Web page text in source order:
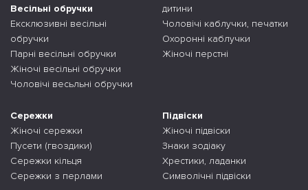
Весільні обручки
Ексклюзивні весільні
обручки
Парні весільні обручки
Жіночі весільні обручки
Чоловічі весьльні обручки
дитини
Чоловічі каблучки, печатки
Охоронні каблучки
Жіночі перстні
Сережки
Жіночі сережки
Пусети (гвоздики)
Сережки кільця
Сережки з перлами
Підвіски
Жіночі підвіски
Знаки зодіаку
Хрестики, ладанки
Символічні підвіски